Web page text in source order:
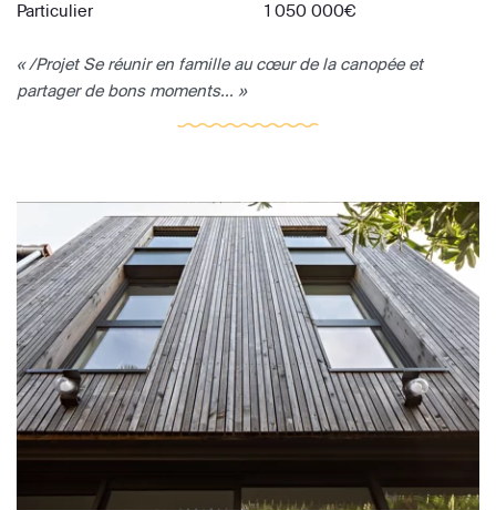
Particulier 1 050 000€
« /Projet Se réunir en famille au cœur de la canopée et
partager de bons moments... »